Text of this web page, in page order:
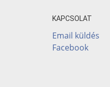
KAPCSOLAT
Email küldés
Facebook